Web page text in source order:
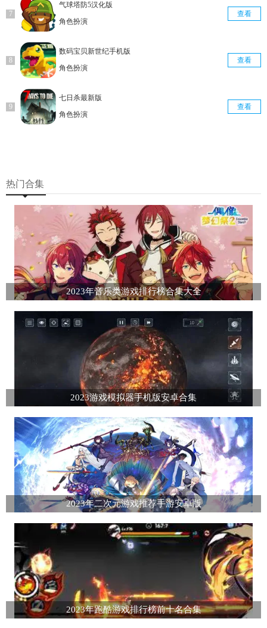
气球塔防5汉化版
角色扮演
查看
数码宝贝新世纪手机版
角色扮演
查看
七日杀最新版
角色扮演
查看
热门合集
2023年音乐类游戏排行榜合集大全
2023游戏模拟器手机版安卓合集
2023年二次元游戏推荐手游安卓版
2023年跑酷游戏排行榜前十名合集